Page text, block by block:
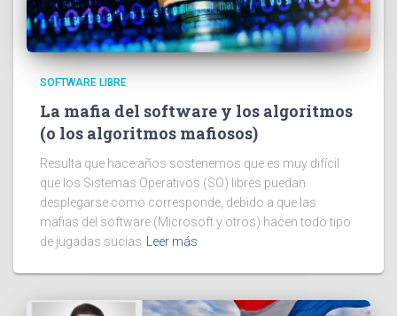
SOFTWARE LIBRE
La mafia del software y los algoritmos
(o los algoritmos mafiosos)
Resulta que hace años sostenemos que es muy difícil
que los Sistemas Operativos (SO) libres puedan
desplegarse como corresponde, debido a que las
mafias del software (Microsoft y otros) hacen todo tipo
de jugadas sucias
Leer más